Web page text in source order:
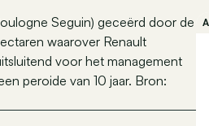
Seguin) geceërd door de
waarover Renault
voor het management
peroide van 10 jaar. Bron: